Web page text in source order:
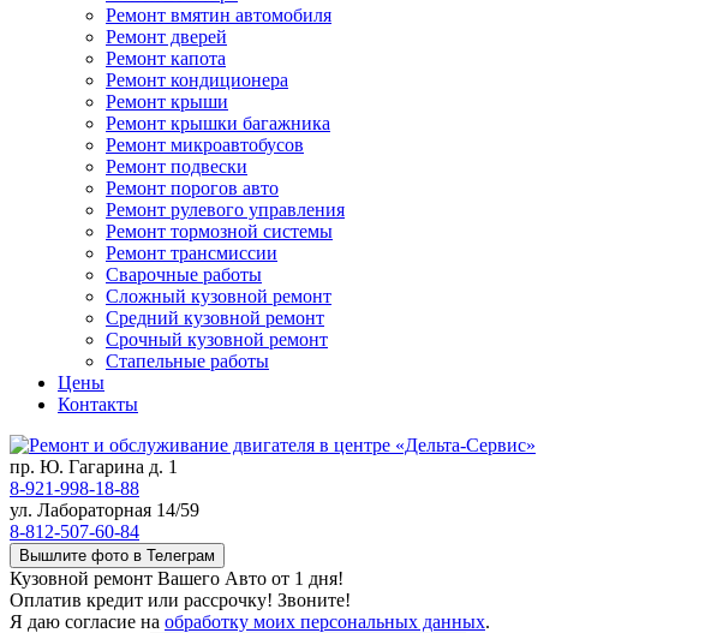
Ремонт вмятин автомобиля
Ремонт дверей
Ремонт капота
Ремонт кондиционера
Ремонт крыши
Ремонт крышки багажника
Ремонт микроавтобусов
Ремонт подвески
Ремонт порогов авто
Ремонт рулевого управления
Ремонт тормозной системы
Ремонт трансмиссии
Сварочные работы
Сложный кузовной ремонт
Средний кузовной ремонт
Срочный кузовной ремонт
Стапельные работы
Цены
Контакты
пр. Ю. Гагарина д. 1
8-921-998-18-88
ул. Лабораторная 14/59
8-812-507-60-84
Вышлите фото в Телеграм
Кузовной ремонт Вашего Авто от 1 дня!
Оплатив кредит или рассрочку! Звоните!
Я даю согласие на обработку моих персональных данных.